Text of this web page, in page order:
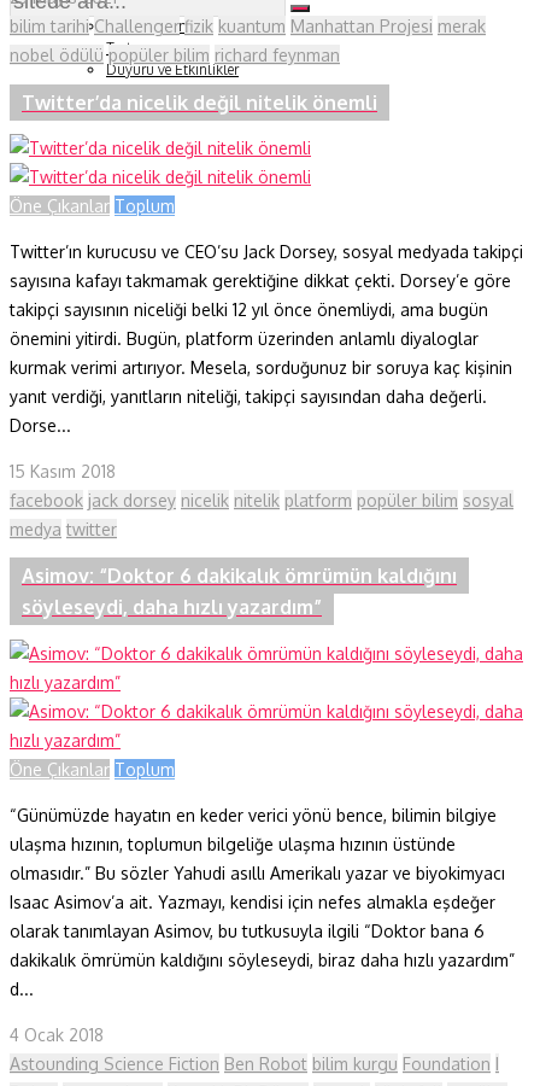
Soru ve Yanıt
Kitap Tanıtımları
Tartışma
Duyuru ve Etkinlikler
Konu Listesi
bilim tarihi Challenger fizik kuantum Manhattan Projesi merak
nobel ödülü popüler bilim richard feynman
Twitter’da nicelik değil nitelik önemli
Öne Çıkanlar Toplum
Twitter’ın kurucusu ve CEO’su Jack Dorsey, sosyal medyada takipçi
sayısına kafayı takmamak gerektiğine dikkat çekti. Dorsey’e göre
takipçi sayısının niceliği belki 12 yıl önce önemliydi, ama bugün
önemini yitirdi. Bugün, platform üzerinden anlamlı diyaloglar
kurmak verimi artırıyor. Mesela, sorduğunuz bir soruya kaç kişinin
yanıt verdiği, yanıtların niteliği, takipçi sayısından daha değerli.
Dorse...
15 Kasım 2018
facebook jack dorsey nicelik nitelik platform popüler bilim sosyal
medya twitter
Asimov: “Doktor 6 dakikalık ömrümün kaldığını
söyleseydi, daha hızlı yazardım”
Öne Çıkanlar Toplum
“Günümüzde hayatın en keder verici yönü bence, bilimin bilgiye
ulaşma hızının, toplumun bilgeliğe ulaşma hızının üstünde
olmasıdır.” Bu sözler Yahudi asıllı Amerikalı yazar ve biyokimyacı
Isaac Asimov’a ait. Yazmayı, kendisi için nefes almakla eşdeğer
olarak tanımlayan Asimov, bu tutkusuyla ilgili “Doktor bana 6
dakikalık ömrümün kaldığını söyleseydi, biraz daha hızlı yazardım”
d...
4 Ocak 2018
Astounding Science Fiction Ben Robot bilim kurgu Foundation I